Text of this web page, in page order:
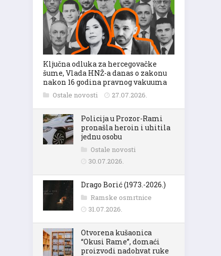
Ključna odluka za hercegovačke
šume, Vlada HNŽ-a danas o zakonu
nakon 16 godina pravnog vakuuma
Ostale novosti 27.07.2026.
Policija u Prozor-Rami
pronašla heroin i uhitila
jednu osobu
Ostale novosti
30.07.2026.
Drago Borić (1973.-2026.)
Ramske osmrtnice
31.07.2026.
Otvorena kušaonica
“Okusi Rame”, domaći
proizvodi nadohvat ruke